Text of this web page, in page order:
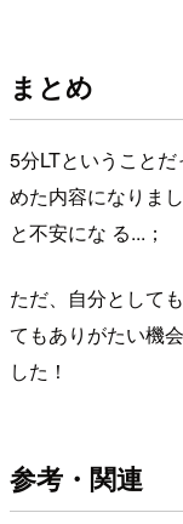
まとめ
5分LTということ
めた内容になりま
と不安にな る...；
ただ、自分として
てもありがたい機
した！
参考・関連